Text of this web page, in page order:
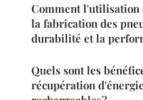
Comment l'utilisation
la fabrication des
durabilité et la
Quels sont les
récupération